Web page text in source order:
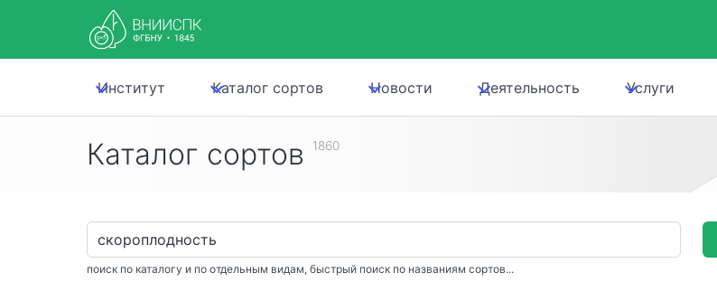
Институт Каталог сортов Новости Деятельность Услуги
Каталог сортов 1860
поиск по каталогу и по отдельным видам, быстрый поиск по названиям сортов...